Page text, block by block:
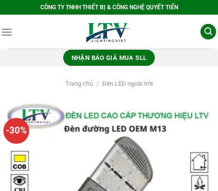
qua
nội
CÔNG TY TNHH THIẾT BỊ & CÔNG NGHỆ QUYẾT TIẾN
NHẬN BÁO GIÁ MUA SLL
Trang chủ / Đèn LED ngoài trời
-30%